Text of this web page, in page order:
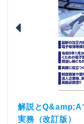
解説とQ&amp;A
実務（改訂版）